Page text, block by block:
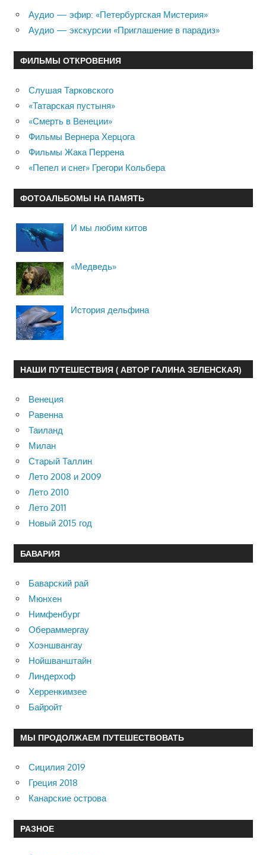
Аудио — эфир: «Петербургская Мистерия»
Аудио — экскурсии «Приглашение в парадиз»
ФИЛЬМЫ ОТКРОВЕНИЯ
Слушая Тарковского
«Татарская пустыня»
«Смерть в Венеции»
Фильмы Вернера Херцога
Фильмы Жака Перрена
«Пепел и снег» Грегори Кольбера
ФОТОАЛЬБОМЫ НА ПАМЯТЬ
И мы любим китов
«Медведь»
История дельфина
НАШИ ПУТЕШЕСТВИЯ ( АВТОР ГАЛИНА ЗЕЛЕНСКАЯ)
Венеция
Равенна
Таиланд
Милан
Старый Таллин
Лето 2008 и 2009
Лето 2010
Лето 2011
Новый 2015 год
БАВАРИЯ
Баварский рай
Мюнхен
Нимфенбург
Обераммергау
Хоэншвангау
Нойшванштайн
Линдерхоф
Херренкимзее
Байройт
МЫ ПРОДОЛЖАЕМ ПУТЕШЕСТВОВАТЬ
Сицилия 2019
Греция 2018
Канарские острова
РАЗНОЕ